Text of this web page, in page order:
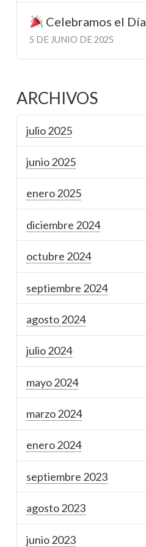
Celebramos el
5 DE JUNIO DE 2025
ARCHIVOS
julio 2025
junio 2025
enero 2025
diciembre 2024
octubre 2024
septiembre 2024
agosto 2024
julio 2024
mayo 2024
marzo 2024
enero 2024
septiembre 2023
agosto 2023
junio 2023